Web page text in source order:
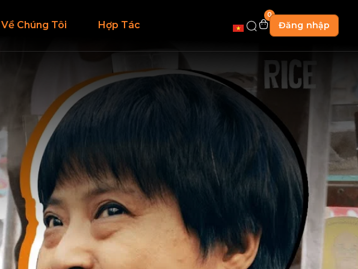
Về Chúng Tôi Hợp Tác
0
Đăng nhập